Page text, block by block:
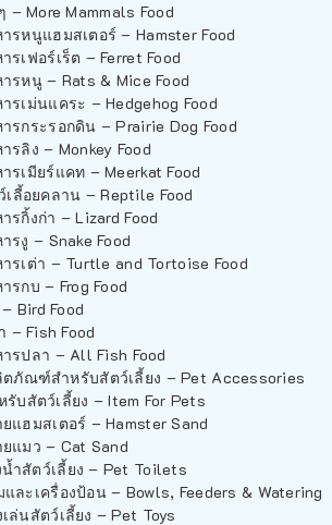
– More Mammals Food
รหนูแฮมสเตอร์ – Hamster Food
รเฟอร์เร็ต – Ferret Food
รหนู – Rats & Mice Food
รเม่นแคระ – Hedgehog Food
รกระรอกดิน – Prairie Dog Food
รลิง – Monkey Food
รเมียร์แคท – Meerkat Food
เลี้อยคลาน – Reptile Food
รกิ้งก่า – Lizard Food
รงู – Snake Food
รเต่า – Turtle and Tortoise Food
รกบ – Frog Food
Bird Food
– Fish Food
รปลา – All Fish Food
ภัณฑ์สำหรับสัตว์เลี้ยง – Pet Accessories
บสัตว์เลี้ยง – Item For Pets
แฮมสเตอร์ – Hamster Sand
แมว – Cat Sand
ำสัตว์เลี้ยง – Pet Toilets
ละเครื่องป้อน – Bowls, Feeders & Watering
ล่นสัตว์เลี้ยง – Pet Toys